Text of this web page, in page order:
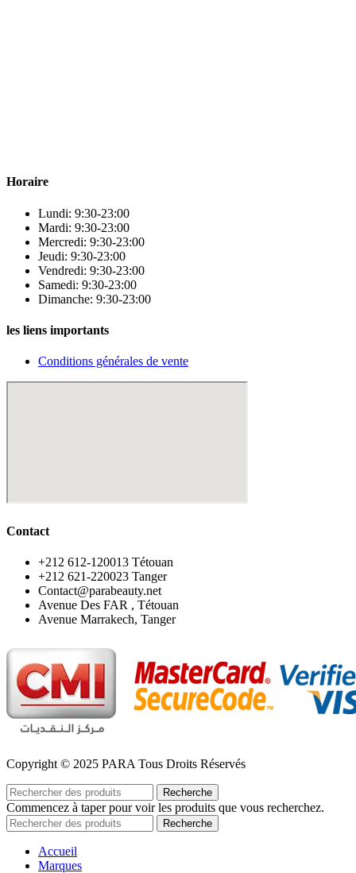
Horaire
Lundi: 9:30-23:00
Mardi: 9:30-23:00
Mercredi: 9:30-23:00
Jeudi: 9:30-23:00
Vendredi: 9:30-23:00
Samedi: 9:30-23:00
Dimanche: 9:30-23:00
les liens importants
Conditions générales de vente
Contact
‪+212 612-120013 Tétouan
‪+212 621-220023 Tanger
Contact@parabeauty.net
Avenue Des FAR , Tétouan
Avenue Marrakech, Tanger
Copyright © 2025 PARA Tous Droits Réservés
Recherche
Commencez à taper pour voir les produits que vous recherchez.
Recherche
Accueil
Marques